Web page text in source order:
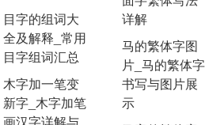
目字的组词大
全及解释_常用
目字组词汇总
木字加一笔变
新字_木字加笔
详解
马的繁体字图
片_马的繁体字
书写与图片展
示